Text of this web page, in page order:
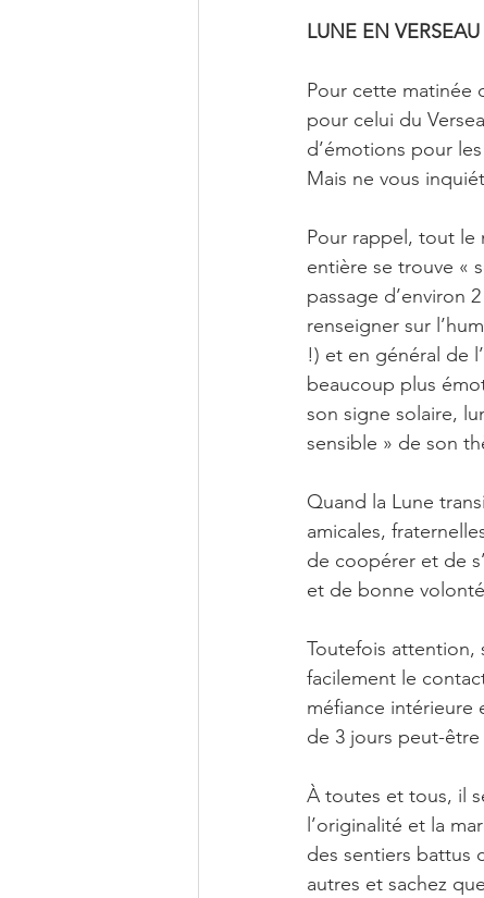
LUNE EN
Pour cette matinée
pour celui du
d’émotions pour
Mais ne vous
Pour rappel, tout le
entière se trouve «
passage d’environ
renseigner sur
!) et en général de
beaucoup plus
son signe solaire,
sensible » de son
Quand la Lune
amicales,
de coopérer et de
et de bonne
Toutefois attention,
facilement le
méfiance intérieure
de 3 jours peut-
À toutes et tous, il
l’originalité et la
des sentiers battus
autres et sachez